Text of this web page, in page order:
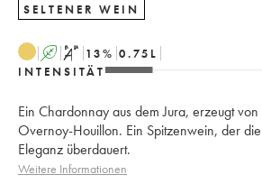
SELTENER WEIN
A S 13% 0.75 L
INTENSITÄT
Ein Chardonnay aus dem Jura, erzeugt
Overnoy-Houillon. Ein Spitzenwein, der
Eleganz überdauert.
Weitere Informationen